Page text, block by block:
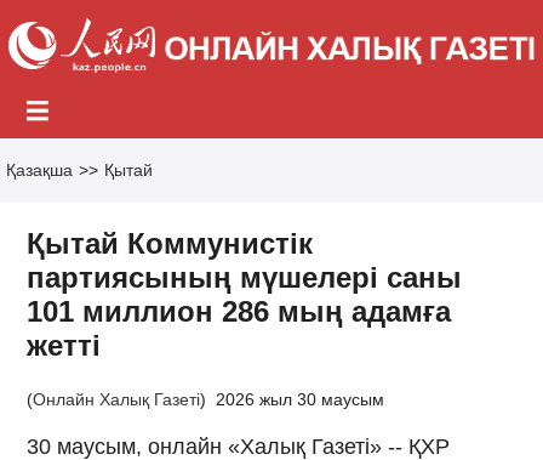
Қазақша >> Қытай
Қытай Коммунистік
партиясының мүшелері саны
101 миллион 286 мың адамға
жетті
(Онлайн Халық Газеті) 2026 жыл 30 маусым
30 маусым, онлайн «Халық Газеті» -- ҚХР